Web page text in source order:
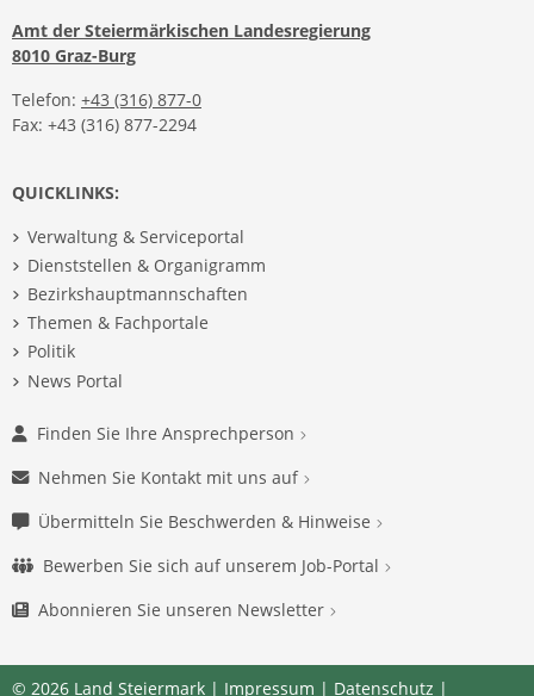
Amt der Steiermärkischen Landesregierung
8010 Graz-Burg
Telefon: +43 (316) 877-0
Fax: +43 (316) 877-2294
QUICKLINKS:
Verwaltung & Serviceportal
Dienststellen & Organigramm
Bezirkshauptmannschaften
Themen & Fachportale
Politik
News Portal
Finden Sie Ihre Ansprechperson
Nehmen Sie Kontakt mit uns auf
Übermitteln Sie Beschwerden & Hinweise
Bewerben Sie sich auf unserem Job-Portal
Abonnieren Sie unseren Newsletter
© 2026 Land Steiermark | Impressum | Datenschutz |